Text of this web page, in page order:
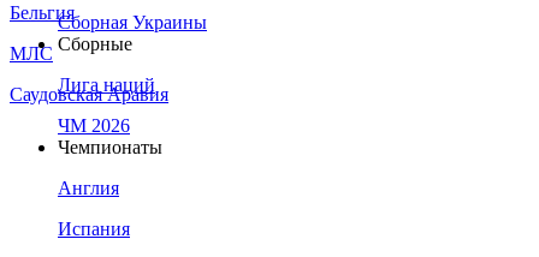
Бельгия
МЛС
Саудовская Аравия
Сборная Украины
Сборные
Лига наций
ЧМ 2026
Чемпионаты
Англия
Испания